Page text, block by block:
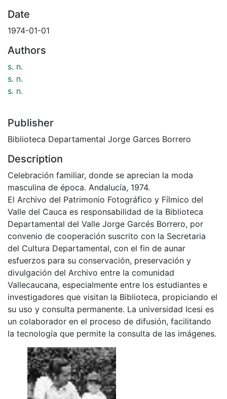
Date
1974-01-01
Authors
s. n.
s. n.
s. n.
Publisher
Biblioteca Departamental Jorge Garces Borrero
Description
Celebración familiar, donde se aprecian la moda
masculina de época. Andalucía, 1974.
El Archivo del Patrimonio Fotográfico y Fílmico del
Valle del Cauca es responsabilidad de la Biblioteca
Departamental del Valle Jorge Garcés Borrero, por
convenio de cooperación suscrito con la Secretaria
del Cultura Departamental, con el fin de aunar
esfuerzos para su conservación, preservación y
divulgación del Archivo entre la comunidad
Vallecaucana, especialmente entre los estudiantes e
investigadores que visitan la Biblioteca, propiciando el
su uso y consulta permanente. La universidad Icesi es
un colaborador en el proceso de difusión, facilitando
la tecnología que permite la consulta de las imágenes.